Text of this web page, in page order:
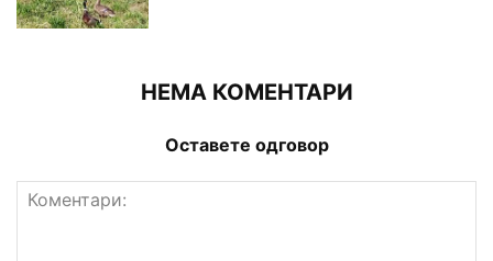
НЕМА КОМЕНТАРИ
Оставете одговор